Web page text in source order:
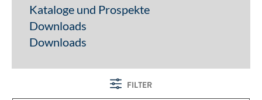
Kataloge und Prospekte
Downloads
Downloads
FILTER